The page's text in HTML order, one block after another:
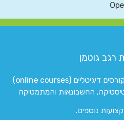
רגב גוטמן
המרכז המוביל והמקצועי לקורסים דיגיטליים (online courses)
החשבונאות והמתמטיקה
נוספים.